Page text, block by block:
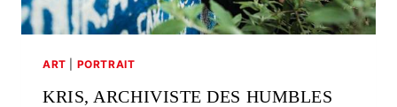
ART PORTRAIT
KRIS, ARCHIVISTE DES HUMBLES